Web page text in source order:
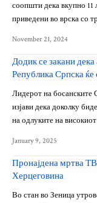
соопшти дека вкупно 11
приведени во врска со
November 21, 2024
Додик се закани
Република Српска
Лидерот на
изјави дека доколку
на одлуките на
January 9, 2025
Пронајдена мртва
Херцеговина
Во стан во Зеница